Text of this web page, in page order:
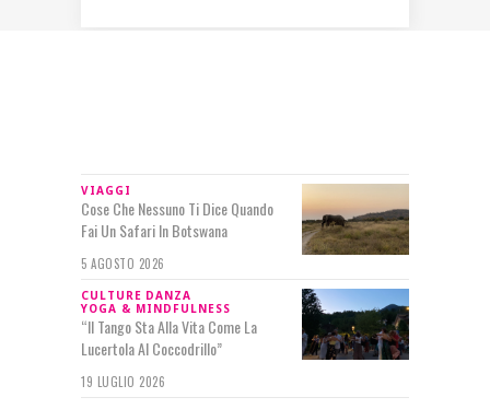
VIAGGI
Cose Che Nessuno Ti Dice Quando
Fai Un Safari In Botswana
5 AGOSTO 2026
CULTURE DANZA
YOGA & MINDFULNESS
“Il Tango Sta Alla Vita Come La
Lucertola Al Coccodrillo”
19 LUGLIO 2026